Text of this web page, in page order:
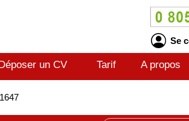
Se
un CV Tarif A propos